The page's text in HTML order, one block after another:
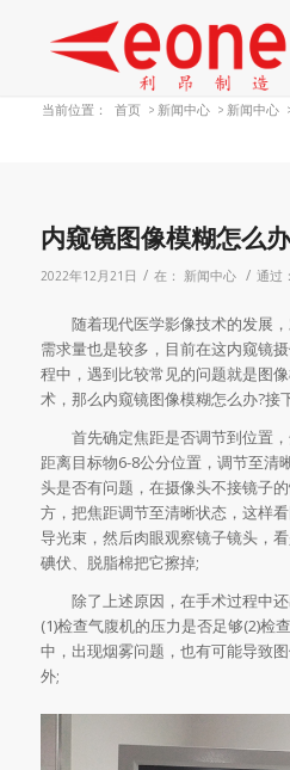
当前位置： 首页 > 新闻中心 > 新闻中心
内窥镜图像模糊怎么办
2022年12月21日 / 在： 新闻中心 / 通过：
随着现代医学影像技术的发展，
需求量也是较多，目前在这内窥镜
程中，遇到比较常见的问题就是图
术，那么内窥镜图像模糊怎么办?接
首先确定焦距是否调节到位置，
距离目标物6-8公分位置，调节至清
头是否有问题，在摄像头不接镜子
方，把焦距调节至清晰状态，这样
导光束，然后肉眼观察镜子镜头，
碘伏、脱脂棉把它擦掉;
除了上述原因，在手术过程中还
(1)检查气腹机的压力是否足够(2)检
中，出现烟雾问题，也有可能导致
外;